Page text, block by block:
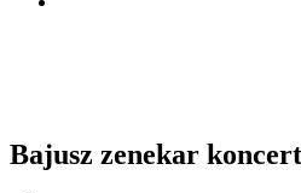
Bajusz zenekar